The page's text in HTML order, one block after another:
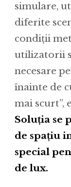
simulare,
diferite
condiții
utilizatorii
necesare
înainte de
mai scurt”,
Soluția se
de spațiu
special
de lux.